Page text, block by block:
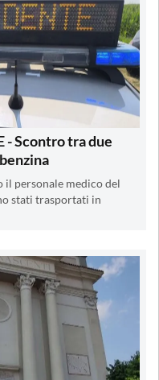
- Scontro tra due
personale medico del
stati trasportati in